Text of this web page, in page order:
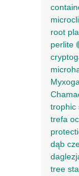
root
perlite
trophic
trefa
dąb
tree